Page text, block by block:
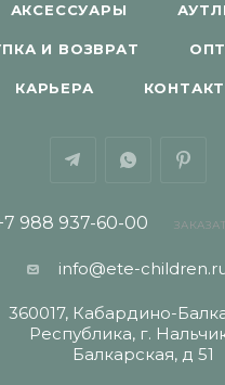
АКСЕССУАРЫ
И ВОЗВРАТ
КАРЬЕРА
988 937-60-00
info@ete-
360017, Кабардино-
Республика, г.
Балкарская, д 51